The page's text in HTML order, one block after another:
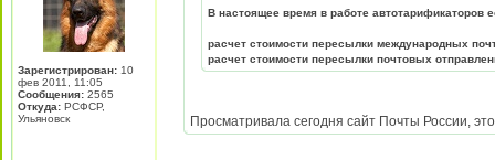
Зарегистрирован: 10
фев 2011, 11:05
Сообщения: 2565
Откуда: РСФСР,
Ульяновск
В настоящее время в работе автотарификаторов
расчет стоимости пересылки международных
расчет стоимости пересылки почтовых
Просматривала сегодня сайт Почты России,